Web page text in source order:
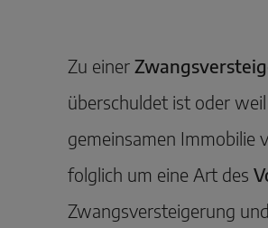
Zu einer
überschuldet ist oder
gemeinsamen Immobilie
folglich um eine Art des
Zwangsversteigerung